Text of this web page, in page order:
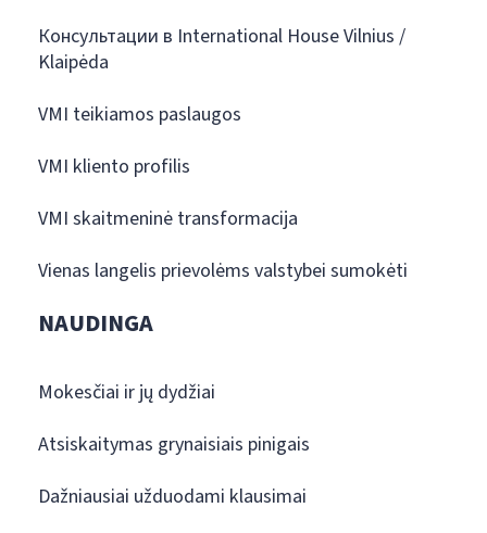
Консультации в International House Vilnius /
Klaipėda
VMI teikiamos paslaugos
VMI kliento profilis
VMI skaitmeninė transformacija
Vienas langelis prievolėms valstybei sumokėti
NAUDINGA
Mokesčiai ir jų dydžiai
Atsiskaitymas grynaisiais pinigais
Dažniausiai užduodami klausimai